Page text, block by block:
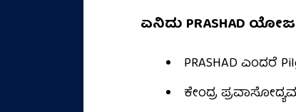
ಏನಿದು PRASHAD
PRASHAD ಎಂದರೆ
ಕೇಂದ್ರ